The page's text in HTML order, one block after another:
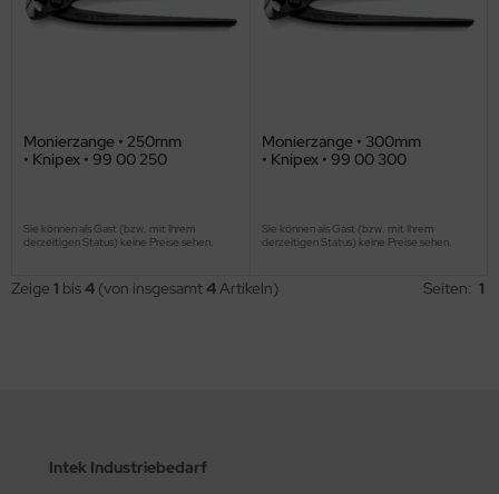
Monierzange • 250mm
• Knipex • 99 00 250
Sie können als Gast (bzw. mit Ihrem
derzeitigen Status) keine Preise sehen.
Monierzange • 300mm
• Knipex • 99 00 300
Sie können als Gast (bzw. mit Ihrem
derzeitigen Status) keine Preise sehen.
Zeige 1 bis4 (von insgesamt4Artikeln) Seiten: 1
Intek Industriebedarf